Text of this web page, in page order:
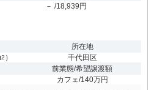
－ /18,939円
2 ）
所在地
千代田区
前業態/希望譲渡額
カフェ/140万円